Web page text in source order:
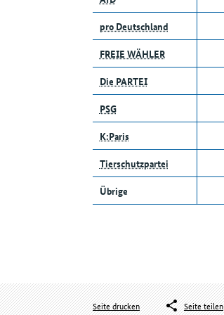
pro Deutschland
FREIE WÄHLER
Die PARTEI
PSG
K:Paris
Tierschutzpartei
Übrige
Seite drucken Seite teilen